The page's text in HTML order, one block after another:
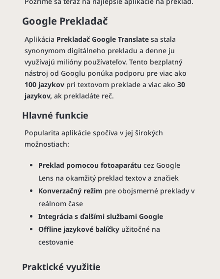
Google Prekladač
Aplikácia Prekladač Google Translatesa stala
synonymom digitálneho prekladu a denne ju
využívajú milióny používateľov. Tento bezplatný
nástroj od Googlu ponúka podporu pre viac ako
100 jazykovpri textovom preklade a viac ako 30
jazykov, ak prekladáte reč.
Hlavné funkcie
Popularita aplikácie spočíva v jej širokých
možnostiach:
Preklad pomocou fotoaparátu cez Google
Lens na okamžitý preklad textov a značiek
Konverzačný režim pre obojsmerné preklady v
reálnom čase
Integrácia s ďalšími službami Google
Offline jazykové balíčkyužitočné na
cestovanie
Praktické využitie